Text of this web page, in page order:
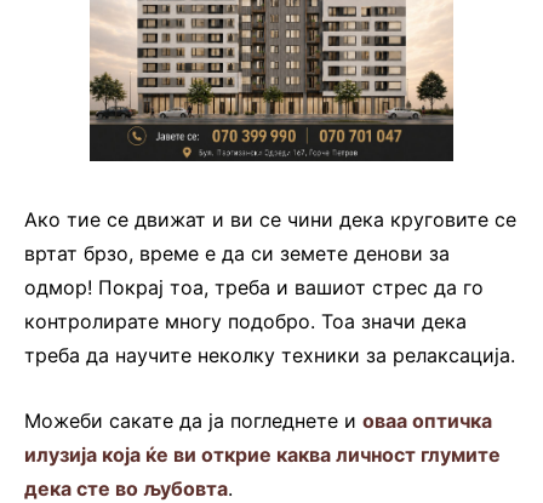
Ако тие се движат и ви се чини дека круговите се
вртат брзо, време е да си земете денови за
одмор! Покрај тоа, треба и вашиот стрес да го
контролирате многу подобро. Тоа значи дека
треба да научите неколку техники за релаксација.
Можеби сакате да ја погледнете и оваа оптичка
илузија која ќе ви открие каква личност глумите
дека сте во љубовта.